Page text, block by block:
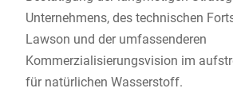
Unternehmens, des technischen
Lawson und der umfassenderen
Kommerzialisierungsvision im
für natürlichen Wasserstoff.